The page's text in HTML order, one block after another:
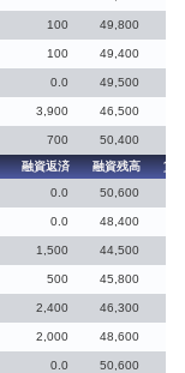
100 49,800
100 49,400
0.0 49,500
3,900 46,500
700
50,400
融資返済 融資残高
貸
0.0 50,600
0.0 48,400
1,500 44,500
500 45,800
2,400 46,300
2,000 48,600
0.0 50,600